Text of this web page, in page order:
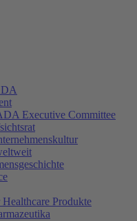
Executive Committee
Healthcare Produkte